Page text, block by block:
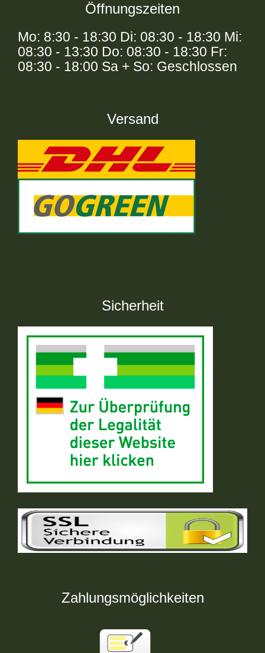
Öffnungszeiten
Mo: 8:30 - 18:30 Di: 08:30 - 18:30 Mi:
08:30 - 13:30 Do: 08:30 - 18:30 Fr:
08:30 - 18:00 Sa + So: Geschlossen
Versand
Sicherheit
Zahlungsmöglichkeiten